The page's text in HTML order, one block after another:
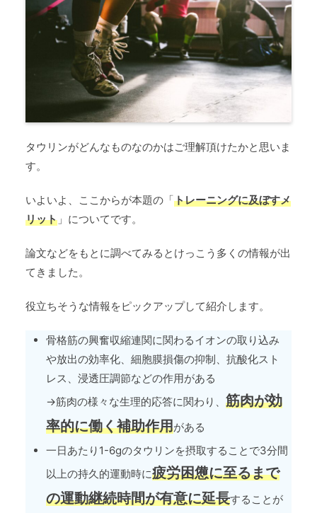
タウリンがどんなものなのかはご理解頂けたかと思いま
す。
いよいよ、ここからが本題の「トレーニングに及ぼすメ
リット 」についてです。
論文などをもとに調べてみるとけっこう多くの情報が出
てきました。
役立ちそうな情報をピックアップして紹介します。
骨格筋の興奮収縮連関に関わるイオンの取り込み
や放出の効率化、細胞膜損傷の抑制、抗酸化スト
レス、浸透圧調節などの作用がある
→筋肉の様々な生理的応答に関わり、 筋肉が効
率的に働く補助作用がある
一日あたり1-6gのタウリンを摂取することで3分間
以上の持久的運動時に疲労困憊に至るまで
の運動継続時間が有意に延長することが